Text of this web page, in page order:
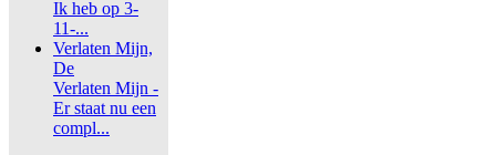
Ik heb op 3-
11-...
Verlaten Mijn,
De
Verlaten Mijn -
Er staat nu een
compl...